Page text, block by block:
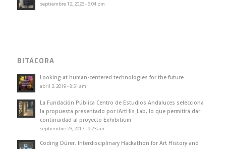
septiembre 12, 2023 - 6:04 pm
BITÁCORA
Looking at human-centered technologies for the future
abril 3, 2019 - 8:51 am
La Fundación Pública Centro de Estudios Andaluces selecciona
la propuesta presentado por iArtHis_Lab, lo que permitirá dar
continuidad al proyecto Exhibitium
septiembre 23, 2017 - 9:23 am
Coding Dürer. Interdisciplinary Hackathon for Art History and